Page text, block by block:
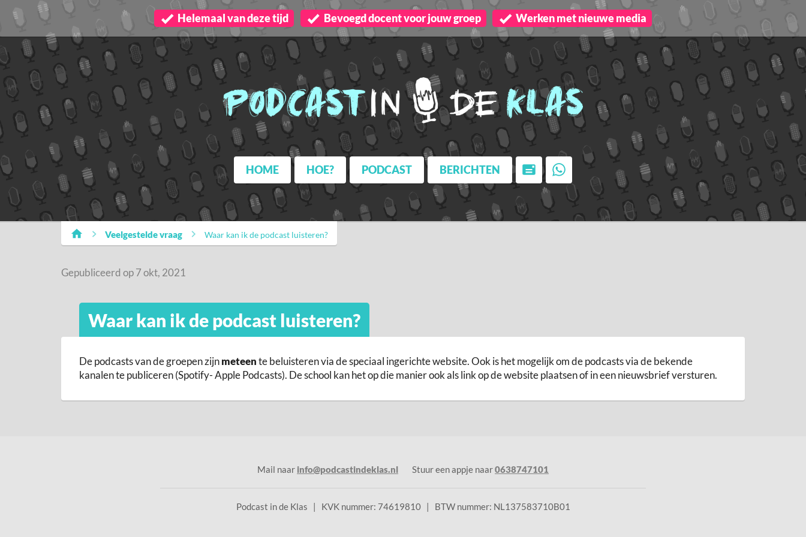
Helemaal van deze tijd Bevoegd docent voor jouw groep Werken met nieuwe media
HOME HOE? PODCAST BERICHTEN
Veelgestelde vraag Waar kan ik de podcast luisteren?
Gepubliceerd op 7 okt, 2021
Waar kan ik de podcast luisteren?
De podcasts van de groepen zijn meteen te beluisteren via de speciaal ingerichte website. Ook is het mogelijk om de podcasts via de bekende
kanalen te publiceren (Spotify- Apple Podcasts). De school kan het op die manier ook als link op de website plaatsen of in een nieuwsbrief versturen.
Mail naar info@podcastindeklas.nl Stuur een appje naar0638747101
Podcast in de Klas | KVK nummer: 74619810 | BTW nummer: NL137583710B01